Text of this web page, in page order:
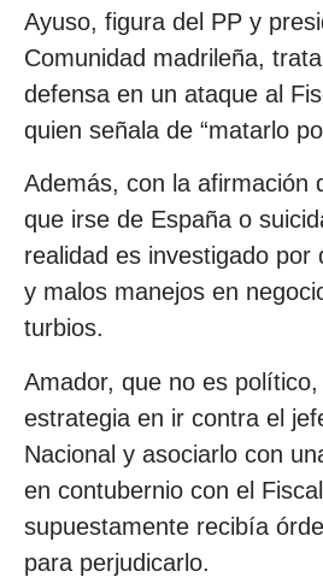
Ayuso, figura del PP y
Comunidad madrileña,
defensa en un ataque al
quien señala de “matarlo
Además, con la afirmación
que irse de España o
realidad es investigado por
y malos manejos en
turbios.
Amador, que no es
estrategia en ir contra el
Nacional y asociarlo con
en contubernio con el
supuestamente recibía
para perjudicarlo.